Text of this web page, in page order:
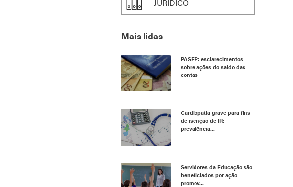
JURÍDICO
Mais lidas
PASEP: esclarecimentos
sobre ações do saldo das
contas
Cardiopatia grave para fins
de isenção de IR:
prevalência...
Servidores da Educação são
beneficiados por ação
promov...